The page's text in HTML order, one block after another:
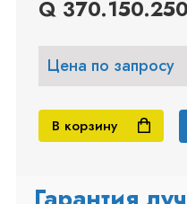
Q
Цена по запросу
В корзину